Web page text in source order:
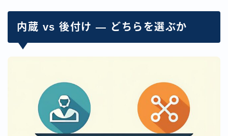
内蔵 vs 後付け — どちらを選ぶか